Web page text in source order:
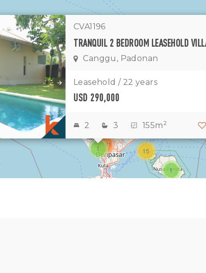
1
1
3
15
3181
CVA1196
Canggu, Padonan
Leasehold / 22 years
USD 290,000
2 3 155m2